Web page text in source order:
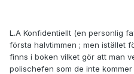
L.A Konfidentiellt (en personlig
första halvtimmen ; men istället
finns i boken vilket gör att man
polischefen som de inte